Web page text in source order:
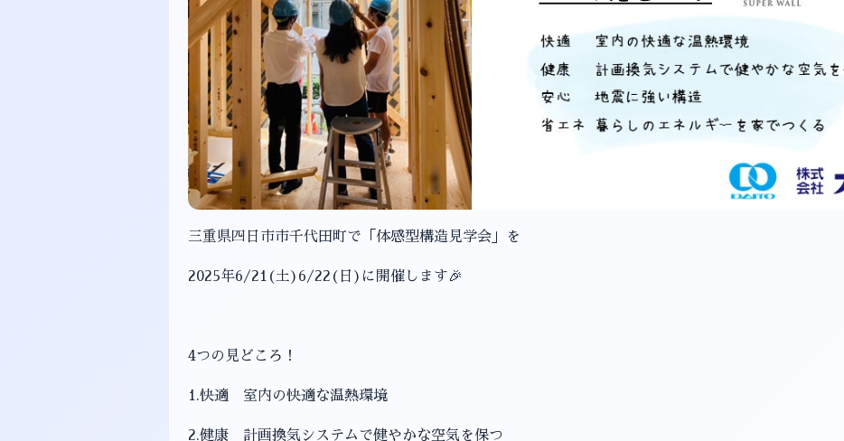
三重県四日市市千代田町で「体感型構造見学会」を
2025年6/21(土)6/22(日)に開催します🎉
4つの見どころ！
1.快適 室内の快適な温熱環境
2.健康 計画換気システムで健やかな空気を保つ